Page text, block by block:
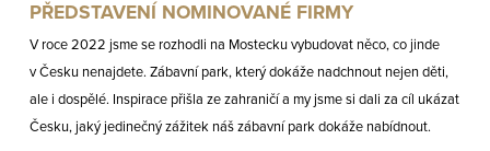
PŘEDSTAVENÍ NOMINOVANÉ FIRMY
V roce 2022 jsme se rozhodli na Mostecku vybudovat něco, co jinde
v Česku nenajdete. Zábavní park, který dokáže nadchnout nejen děti,
ale i dospělé. Inspirace přišla ze zahraničí a my jsme si dali za cíl ukázat
Česku, jaký jedinečný zážitek náš zábavní park dokáže nabídnout.